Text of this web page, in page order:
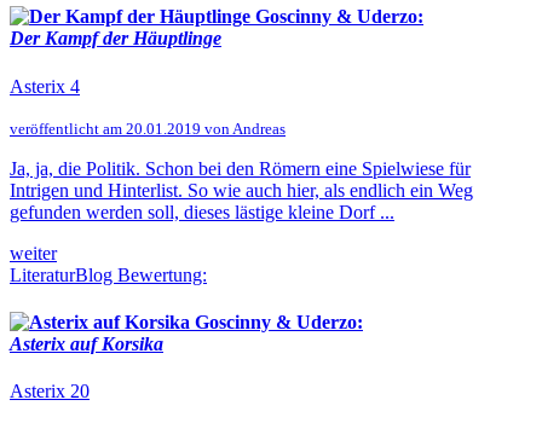
Goscinny & Uderzo:
Der Kampf der Häuptlinge
Asterix 4
veröffentlicht am 20.01.2019 von Andreas
Ja, ja, die Politik. Schon bei den Römern eine Spielwiese für
Intrigen und Hinterlist. So wie auch hier, als endlich ein Weg
gefunden werden soll, dieses lästige kleine Dorf ...
weiter
LiteraturBlog Bewertung:
Goscinny & Uderzo:
Asterix auf Korsika
Asterix 20